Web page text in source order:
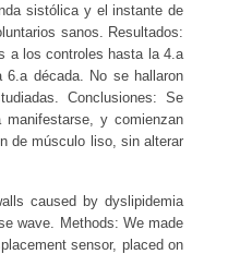
sistólica y el instante de
sanos. Resultados:
a los controles hasta la 4.a
década. No se hallaron
Conclusiones: Se
manifestarse, y comienzan
de músculo liso, sin alterar
caused by dyslipidemia
wave. Methods: We made
sensor, placed on